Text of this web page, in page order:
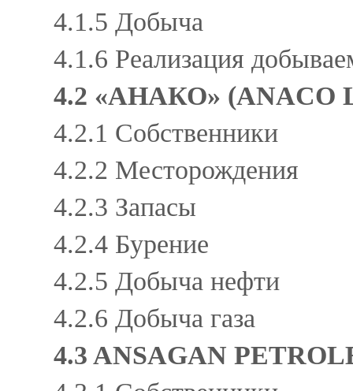
4.1.5 Добыча
4.1.6 Реализация
4.2 «АНАКО»
4.2.1 Собственники
4.2.2 Месторождения
4.2.3 Запасы
4.2.4 Бурение
4.2.5 Добыча нефти
4.2.6 Добыча газа
4.3 ANSAGAN